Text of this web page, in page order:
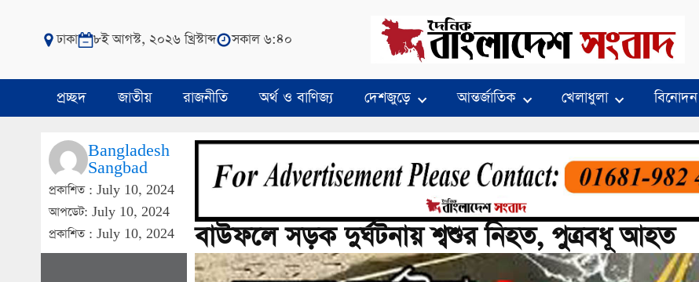
ঢাকা ৮ই আগস্ট, ২০২৬ খ্রিস্টাব্দ সকাল ৬:৪০
প্রচ্ছদ জাতীয় রাজনীতি অর্থ ও বাণিজ্য দেশজুড়ে আন্তর্জাতিক খেলাধুলা বিনোদন
Bangladesh
Sangbad
প্রকাশিত : July 10, 2024
আপডেট: July 10, 2024
প্রকাশিত : July 10, 2024 বাউফলে সড়ক দুর্ঘটনায় শ্বশুর নিহত, পুত্রবধূ আহত